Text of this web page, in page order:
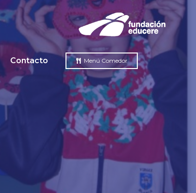
Contacto Menú Comedor